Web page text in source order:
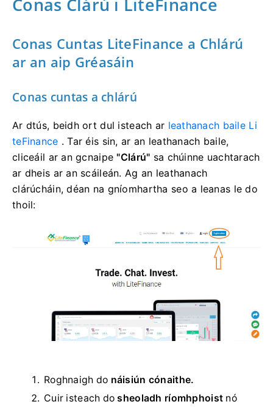
Conas Clárú i LiteFinance
Conas Cuntas LiteFinance a Chlárú
ar an aip Gréasáin
Conas cuntas a chlárú
Ar dtús, beidh ort dul isteach ar leathanach baile Li
teFinance .Tar éis sin, ar an leathanach baile,
cliceáil ar an gcnaipe "Clárú" sa chúinne uachtarach
ar dheis ar an scáileán. Ag an leathanach
clárúcháin, déan na gníomhartha seo a leanas le do
thoil:
Roghnaigh do náisiún cónaithe.
Cuir isteach dosheoladh ríomhphoist nó